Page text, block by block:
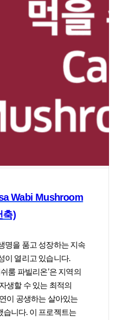
Wabi Mushroom
축)
명을 품고 성장하는 지속
이 열리고 있습니다.
룸 파빌리온’은 지역의
생할 수 있는 최적의
이 공생하는 살아있는
습니다. 이 프로젝트는